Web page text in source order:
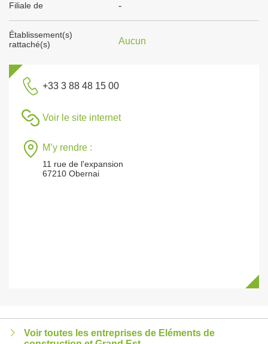
Filiale de -
Établissement(s)
rattaché(s)
Aucun
+33 3 88 48 15 00
Voir le site internet
M’y rendre :
11 rue de l'expansion
67210 Obernai
Voir toutes les entreprises de Eléments de